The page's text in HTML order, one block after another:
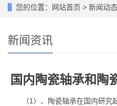
您的位置： 网站首页 > 新闻动态
新闻资讯
国内陶瓷轴承和陶
（1）、陶瓷轴承在国内研